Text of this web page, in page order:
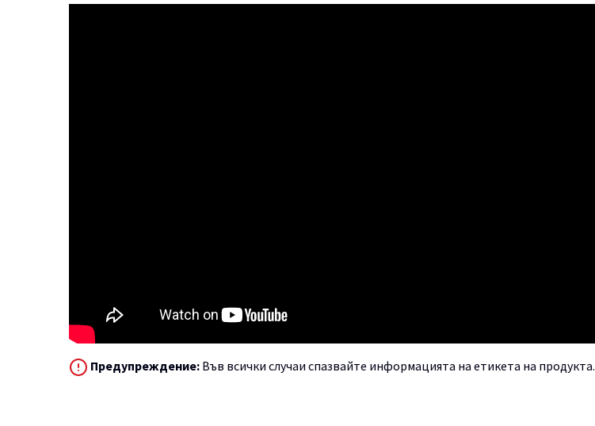
Предупреждение: Във всички случаи спазвайте информацията на етикета на продукта.